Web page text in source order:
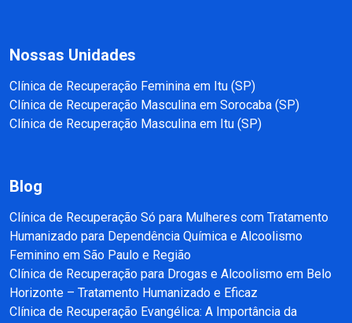
Nossas Unidades
Clínica de Recuperação Feminina em Itu (SP)
Clínica de Recuperação Masculina em Sorocaba (SP)
Clínica de Recuperação Masculina em Itu (SP)
Blog
Clínica de Recuperação Só para Mulheres com Tratamento
Humanizado para Dependência Química e Alcoolismo
Feminino em São Paulo e Região
Clínica de Recuperação para Drogas e Alcoolismo em Belo
Horizonte – Tratamento Humanizado e Eficaz
Clínica de Recuperação Evangélica: A Importância da